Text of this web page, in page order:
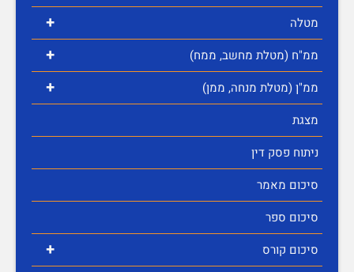
+ מטלה
+ ממ"ח (מטלת מחשב, ממח)
+
ממ"ן (מטלת מנחה, ממן)
מצגת
ניתוח פסק דין
סיכום מאמר
סיכום ספר
+
סיכום קורס